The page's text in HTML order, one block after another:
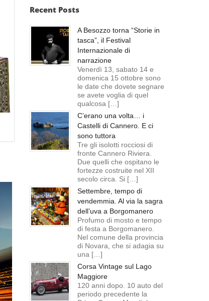
Recent Posts
A Besozzo torna “Storie in
tasca”, il Festival
Internazionale di
narrazione
Venerdì 13, sabato 14 e
domenica 15 ottobre sono
le date che dovete segnare
se avete voglia di quel
qualcosa […]
C’erano una volta… i
Castelli di Cannero. E ci
sono tuttora
Tre gli isolotti rocciosi di
fronte Cannero Riviera.
Due quelli che ospitano le
fortezze costruite nel XII
secolo circa. Si […]
Settembre, tempo di
vendemmia. Al via la sagra
dell’uva a Borgomanero
Profumo di mosto e tempo
di festa a Borgomanero.
Nel comune della provincia
di Novara, che si adagia su
una […]
Corsa Vintage sul Lago
Maggiore
120 anni dopo. 10 auto del
periodo precedente la